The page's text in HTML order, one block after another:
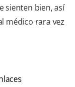
sienten bien, así
médico rara vez